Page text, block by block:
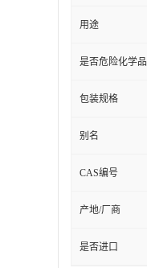
用途
是否危险化学品
包装规格
别名
CAS编号
产地/厂商
是否进口